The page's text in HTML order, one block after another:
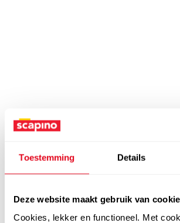
Toestemming Details
Deze website maakt gebruik van
Cookies, lekker en functioneel. Met